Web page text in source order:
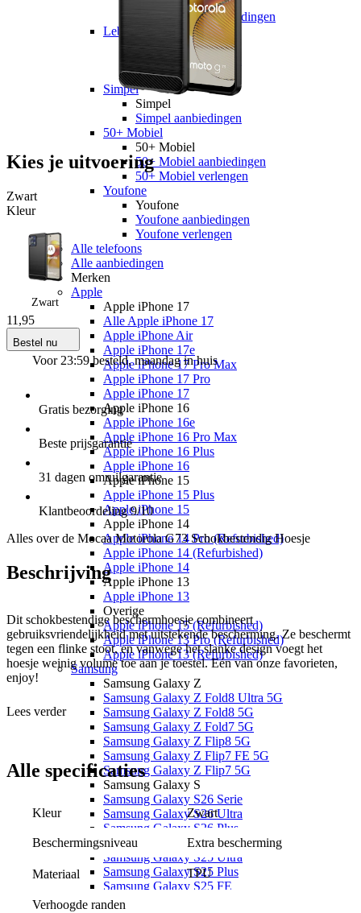
Budget Thuis aanbiedingen
Lebara
Lebara
Lebara aanbiedingen
Lebara verlengen
Simpel
Simpel
Simpel aanbiedingen
50+ Mobiel
50+ Mobiel
50+ Mobiel aanbiedingen
50+ Mobiel verlengen
Youfone
Youfone
Youfone aanbiedingen
Youfone verlengen
Alle telefoons
Alle aanbiedingen
Merken
Apple
Apple iPhone 17
Alle Apple iPhone 17
Apple iPhone Air
Apple iPhone 17e
Apple iPhone 17 Pro Max
Apple iPhone 17 Pro
Apple iPhone 17
Apple iPhone 16
Apple iPhone 16e
Apple iPhone 16 Pro Max
Apple iPhone 16 Plus
Apple iPhone 16
Apple iPhone 15
Apple iPhone 15 Plus
Apple iPhone 15
Apple iPhone 14
Apple iPhone 14 Pro (Refurbished)
Apple iPhone 14 (Refurbished)
Apple iPhone 14
Apple iPhone 13
Apple iPhone 13
Overige
Apple iPhone 15 (Refurbished)
Apple iPhone 13 Pro (Refurbished)
Apple iPhone 13 (Refurbished)
Samsung
Samsung Galaxy Z
Samsung Galaxy Z Fold8 Ultra 5G
Samsung Galaxy Z Fold8 5G
Samsung Galaxy Z Fold7 5G
Samsung Galaxy Z Flip8 5G
Samsung Galaxy Z Flip7 FE 5G
Samsung Galaxy Z Flip7 5G
Samsung Galaxy S
Samsung Galaxy S26 Serie
Samsung Galaxy S26 Ultra
Samsung Galaxy S26 Plus
Samsung Galaxy S26
Samsung Galaxy S25 Ultra
Samsung Galaxy S25 Plus
Samsung Galaxy S25 FE
Samsung Galaxy S25 Edge
Kies je uitvoering
Zwart
Kleur
Zwart
11 ,95
Bestel nu
Voor 23:59 besteld, maandag in huis
Gratis bezorging
Beste prijsgarantie
31 dagen omruilgarantie
Klantbeoordeling9/10
Alles over de Mocaa Motorola G73 Schokbestendig Hoesje
Beschrijving
Dit schokbestendige beschermhoesje combineert
gebruiksvriendelijkheid met uitstekende bescherming. Ze beschermt
tegen een flinke stoot, en vanwege het slanke design voegt het
hoesje weinig volume toe aan je toestel. Eén van onze favorieten,
enjoy!
Lees verder
Alle specificaties
Kleur Zwart
Beschermingsniveau Extra bescherming
Materiaal TPU
Verhoogde randen